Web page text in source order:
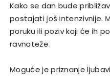
Kako se dan bude
postajati još intenzivnije.
poruku ili poziv koji će ih
ravnoteže.
Moguće je priznanje